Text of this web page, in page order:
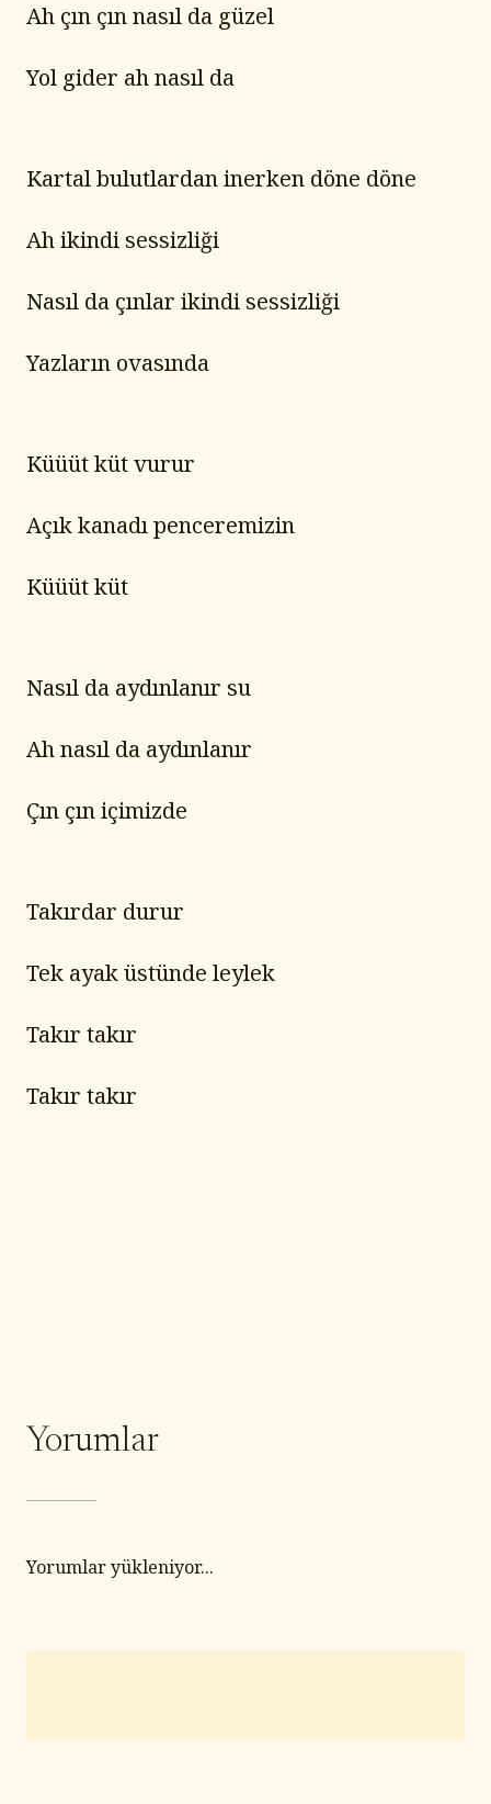
Ah çın çın nasıl da güzel
Yol gider ah nasıl da
Kartal bulutlardan inerken döne döne
Ah ikindi sessizliği
Nasıl da çınlar ikindi sessizliği
Yazların ovasında
Küüüt küt vurur
Açık kanadı penceremizin
Küüüt küt
Nasıl da aydınlanır su
Ah nasıl da aydınlanır
Çın çın içimizde
Takırdar durur
Tek ayak üstünde leylek
Takır takır
Takır takır
Yorumlar
Yorumlar yükleniyor...